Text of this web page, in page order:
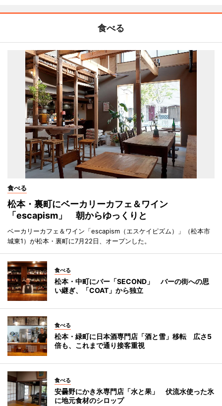
食べる
食べる
松本・裏町にベーカリーカフェ＆ワイン
「escapism」 朝からゆっくりと
ベーカリーカフェ＆ワイン「escapism（エスケイピズム）」（松本市
城東1）が松本・裏町に7月22日、オープンした。
食べる
松本・中町にバー「SECOND」 バーの街への思
い継ぎ、「COAT」から独立
食べる
松本・緑町に日本酒専門店「酒と雪」移転 広さ5
倍も、これまで通り接客重視
食べる
安曇野にかき氷専門店「水と果」 伏流水使った氷
に地元食材のシロップ